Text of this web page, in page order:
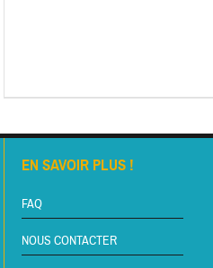
EN SAVOIR PLUS !
FAQ
NOUS CONTACTER